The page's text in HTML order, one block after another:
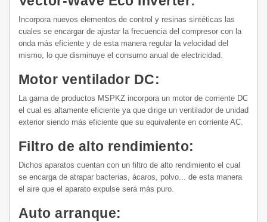
Incorpora nuevos elementos de control y resinas sintéticas las
cuales se encargar de ajustar la frecuencia del compresor con la
onda más eficiente y de esta manera regular la velocidad del
mismo, lo que disminuye el consumo anual de electricidad.
Motor ventilador DC:
La gama de productos MSPKZ incorpora un motor de corriente DC
el cual es altamente eficiente ya que dirige un ventilador de unidad
exterior siendo más eficiente que su equivalente en corriente AC.
Filtro de alto rendimiento:
Dichos aparatos cuentan con un filtro de alto rendimiento el cual
se encarga de atrapar bacterias, ácaros, polvo... de esta manera
el aire que el aparato expulse será más puro.
Auto arranque: